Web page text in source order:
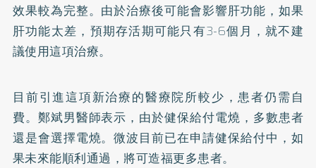
效果較為完整。由於治療後可能會影響肝功能，如果
肝功能太差，預期存活期可能只有3-6個月，就不建
議使用這項治療。
目前引進這項新治療的醫療院所較少，患者仍需自
費。鄭斌男醫師表示，由於健保給付電燒，多數患者
還是會選擇電燒。微波目前已在申請健保給付中，如
果未來能順利通過，將可造福更多患者。